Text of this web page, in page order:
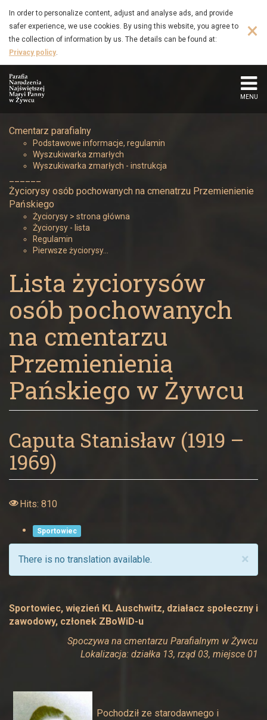
Caputa
Stanisław
(1919
–
1969)
Parafia
Narodzenia
Najświętszej
Maryi
Panny
w
Żywcu
to
main
content
In order to personalize content, adjust and analyse ads, and provide
safer experience, we use cookies. By using this website, you agree to
the collection of information by us. The details can be found at:
Privacy policy.
×
MENU
Cmentarz parafialny
Podstawowe informacje, regulamin
Wyszukiwarka zmarłych
Wyszukiwarka zmarłych - instrukcja
Życiorysy osób pochowanych na cmenatrzu Przemienienie
Pańskiego
Życiorysy > strona główna
Życiorysy - lista
Regulamin
Pierwsze życiorysy…
Lista życiorysów
osób pochowanych
na cmentarzu
Przemienienia
Pańskiego w Żywcu
Caputa Stanisław (1919 –
1969)
Hits: 810
Sportowiec
×
There is no translation available.
Sportowiec, więzień KL Auschwitz, działacz społeczny i
zawodowy, członek ZBoWiD-u
Spoczywa na cmentarzu Parafialnym w Żywcu
Lokalizacja: działka 13, rząd 03, miejsce 01
Pochodził ze starodawnego i